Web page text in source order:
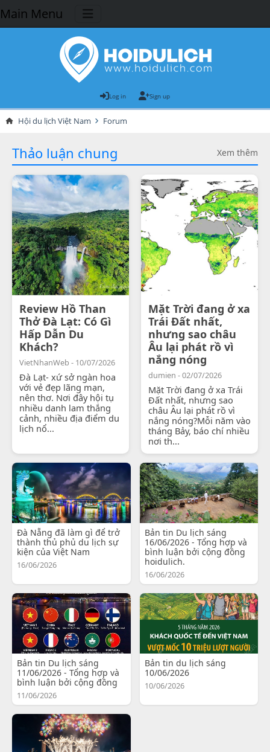
Main Menu
Log in Sign up
Hội du lịch Việt Nam Forum
Thảo luận chung Xem thêm
Review Hồ Than
Thở Đà Lạt: Có Gì
Hấp Dẫn Du
Khách?
VietNhanWeb - 10/07/2026
Đà Lạt- xứ sở ngàn hoa
với vẻ đẹp lãng mạn,
nên thơ. Nơi đây hội tụ
nhiều danh lam thắng
cảnh, nhiều địa điểm du
lịch nổ...
Mặt Trời đang ở xa
Trái Đất nhất,
nhưng sao châu
Âu lại phát rồ vì
nắng nóng
dumien - 02/07/2026
Mặt Trời đang ở xa Trái
Đất nhất, nhưng sao
châu Âu lại phát rồ vì
nắng nóng?Mỗi năm vào
tháng Bảy, báo chí nhiều
nơi th...
Đà Nẵng đã làm gì để trở
thành thủ phủ du lịch sự
kiện của Việt Nam
16/06/2026
Bản tin Du lịch sáng
16/06/2026 - Tổng hợp và
bình luận bởi cộng đồng
hoidulich.
16/06/2026
Bản tin Du lịch sáng
11/06/2026 - Tổng hợp và
bình luận bởi cộng đồng
11/06/2026
Bản tin du lịch sáng
10/06/2026
10/06/2026